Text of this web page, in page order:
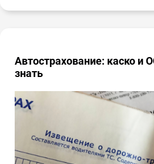
Автострахование: каско и
знать